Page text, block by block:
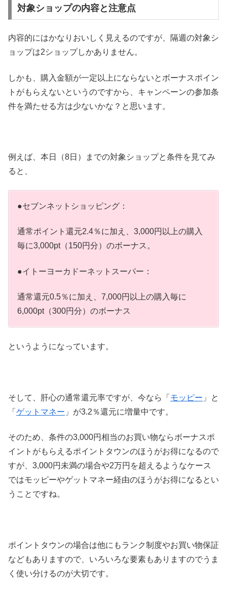
対象ショップの内容と注意点
内容的にはかなりおいしく見えるのですが、隔週の対象シ
ョップは2ショップしかありません。
しかも、購入金額が一定以上にならないとボーナスポイン
トがもらえないというのですから、キャンペーンの参加条
件を満たせる方は少ないかな？と思います。
例えば、本日（8日）までの対象ショップと条件を見てみ
ると、
●セブンネットショッピング：
通常ポイント還元2.4％に加え、3,000円以上の購入
毎に3,000pt（150円分）のボーナス。
●イトーヨーカドーネットスーパー：
通常還元0.5％に加え、7,000円以上の購入毎に
6,000pt（300円分）のボーナス
というようになっています。
そして、肝心の通常還元率ですが、今なら「 モッピー 」と
「 ゲットマネー 」が3.2％還元に増量中です。
そのため、条件の3,000円相当のお買い物ならボーナスポ
イントがもらえるポイントタウンのほうがお得になるので
すが、3,000円未満の場合や2万円を超えるようなケース
ではモッピーやゲットマネー経由のほうがお得になるとい
うことですね。
ポイントタウンの場合は他にもランク制度やお買い物保証
などもありますので、いろいろな要素もありますのでうま
く使い分けるのが大切です。